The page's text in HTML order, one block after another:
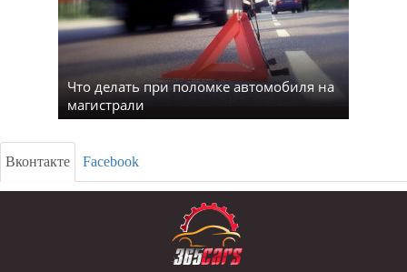
Что делать при поломке автомобиля на
магистрали
Вконтакте Facebook